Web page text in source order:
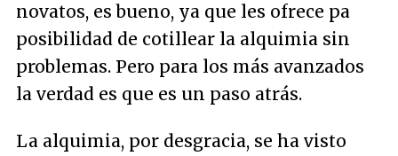
novatos, es bueno, ya que les ofrece pa
posibilidad de cotillear la alquimia sin
problemas. Pero para los más avanzados
la verdad es que es un paso atrás.
La alquimia, por desgracia, se ha visto